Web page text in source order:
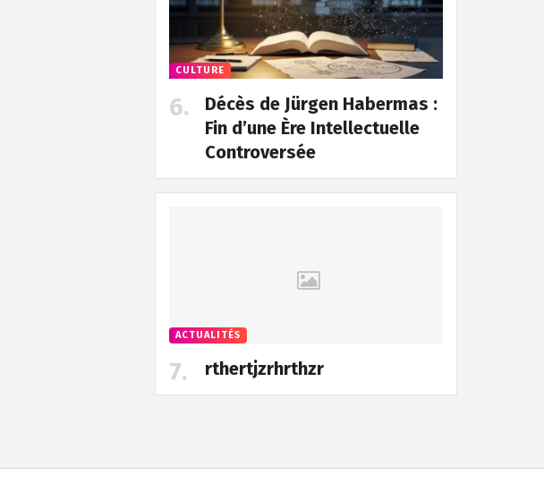
CULTURE
Décès de Jürgen Habermas :
Fin d’une Ère Intellectuelle
Controversée
ACTUALITÉS
rthertjzrhrthzr